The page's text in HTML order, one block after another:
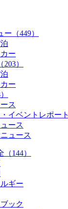
（449）
ー
）
ー
ス
イベントレポート
ース
ュース
144）
ギー
ック